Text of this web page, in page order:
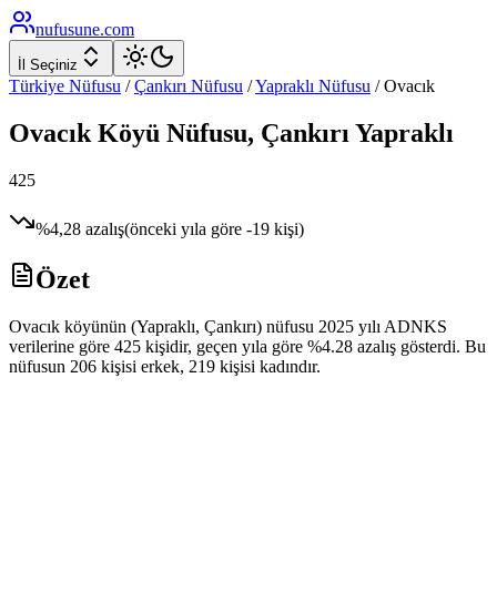
nufusune.com
İl Seçiniz
Türkiye Nüfusu / Çankırı Nüfusu /Yapraklı Nüfusu /Ovacık
Ovacık Köyü Nüfusu, Çankırı Yapraklı
425
%4,28 azalış(önceki yıla göre -19 kişi)
Özet
Ovacık köyünün (Yapraklı, Çankırı) nüfusu 2025 yılı ADNKS
verilerine göre 425 kişidir, geçen yıla göre %4.28 azalış gösterdi. Bu
nüfusun 206 kişisi erkek, 219 kişisi kadındır.